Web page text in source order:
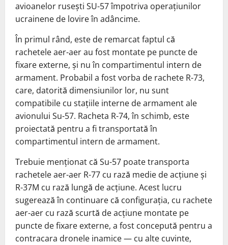
avioanelor rusești SU-57 împotriva operațiunilor
ucrainene de lovire în adâncime.
În primul rând, este de remarcat faptul că
rachetele aer-aer au fost montate pe puncte de
fixare externe, și nu în compartimentul intern de
armament. Probabil a fost vorba de rachete R-73,
care, datorită dimensiunilor lor, nu sunt
compatibile cu stațiile interne de armament ale
avionului Su-57. Racheta R-74, în schimb, este
proiectată pentru a fi transportată în
compartimentul intern de armament.
Trebuie menționat că Su-57 poate transporta
rachetele aer-aer R-77 cu rază medie de acțiune și
R-37M cu rază lungă de acțiune. Acest lucru
sugerează în continuare că configurația, cu rachete
aer-aer cu rază scurtă de acțiune montate pe
puncte de fixare externe, a fost concepută pentru a
contracara dronele inamice — cu alte cuvinte,